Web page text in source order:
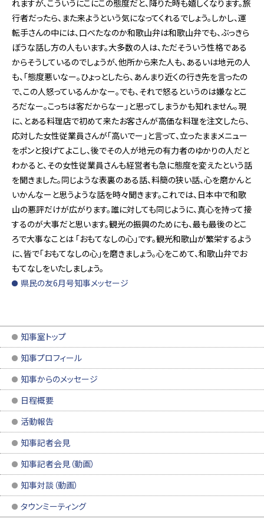
れますが、こういうにこにこの態度だと、降りた時も嬉しくなります。旅
行者だったら、また来ようという気になってくれるでしょう。しかし、運
転手さんの中には、口べたなのか和歌山弁は和歌山弁でも、ぶっきら
ぼうな話し方の人もいます。大多数の人は、ただそういう性格である
からそうしているのでしょうが、他所から来た人も、あるいは地元の人
も、「態度悪いなー。ひょっとしたら、あんまり近くの行き先を言ったの
で、この人怒っているんかなー。でも、それで怒るというのは嫌なとこ
ろだなー。こっちは客だからなー」と思ってしまうかも知れません。現
に、とある料理店で初めて来たお客さんが高価な料理を注文したら、
応対した女性従業員さんが「高いでー」と言って、立ったままメニュー
をポンと投げてよこし、後でその人が地元の有力者のゆかりの人だと
わかると、その女性従業員さんも経営者も急に態度を変えたという話
を聞きました。同じような表裏のある話、料簡の狭い話、心を磨かんと
いかんなーと思うような話を時々聞きます。これでは、日本中で和歌
山の悪評だけが広がります。誰に対しても同じように、真心を持って接
するのが大事だと思います。観光の振興のためにも、最も最後のとこ
ろで大事なことは 「おもてなしの心」です。観光和歌山が繁栄するよう
に、皆で「おもてなしの心」を磨きましょう。心をこめて、和歌山弁でお
もてなしをいたしましょう。
県民の友6月号知事メッセージ
知事室トップ
知事プロフィール
知事からのメッセージ
日程概要
活動報告
知事記者会見
知事記者会見（動画）
知事対談（動画）
タウンミーティング